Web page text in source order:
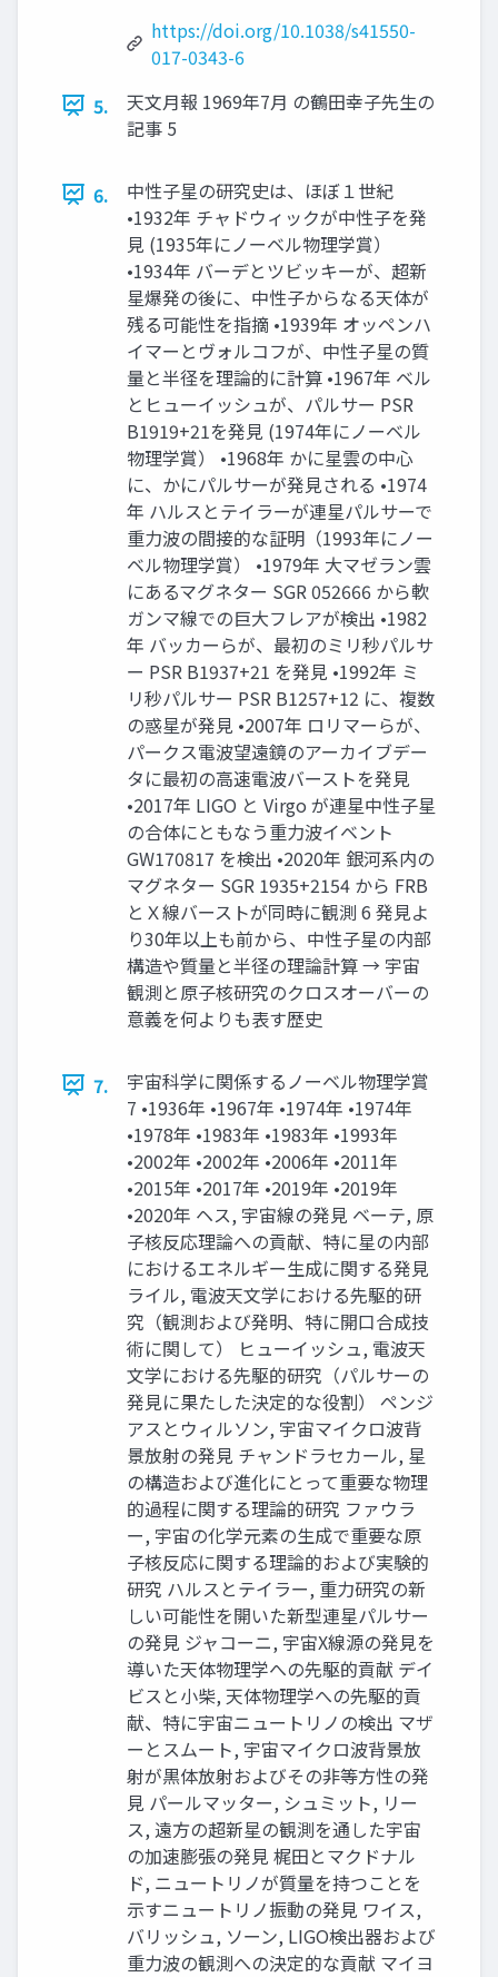
https://doi.org/10.1038/s41550-
017-0343-6
5.
天文月報 1969年7月 の鶴田幸子先生の
記事 5
6.
中性子星の研究史は、ほぼ１世紀
•1932年 チャドウィックが中性子を発
見 (1935年にノーベル物理学賞）
•1934年 バーデとツビッキーが、超新
星爆発の後に、中性子からなる天体が
残る可能性を指摘 •1939年 オッペンハ
イマーとヴォルコフが、中性子星の質
量と半径を理論的に計算 •1967年 ベル
とヒューイッシュが、パルサー PSR
B1919+21を発見 (1974年にノーベル
物理学賞） •1968年 かに星雲の中心
に、かにパルサーが発見される •1974
年 ハルスとテイラーが連星パルサーで
重力波の間接的な証明（1993年にノー
ベル物理学賞） •1979年 大マゼラン雲
にあるマグネター SGR 0526­66 から軟
ガンマ線での巨大フレアが検出 •1982
年 バッカーらが、最初のミリ秒パルサ
ー PSR B1937+21 を発見 •1992年 ミ
リ秒パルサー PSR B1257+12 に、複数
の惑星が発見 •2007年 ロリマーらが、
パークス電波望遠鏡のアーカイブデー
タに最初の高速電波バーストを発見
•2017年 LIGO と Virgo が連星中性子星
の合体にともなう重力波イベント
GW170817 を検出 •2020年 銀河系内の
マグネター SGR 1935+2154 から FRB
とＸ線バーストが同時に観測 6 発見よ
り30年以上も前から、中性子星の内部
構造や質量と半径の理論計算 → 宇宙
観測と原子核研究のクロスオーバーの
意義を何よりも表す歴史
7.
宇宙科学に関係するノーベル物理学賞
7 •1936年 •1967年 •1974年 •1974年
•1978年 •1983年 •1983年 •1993年
•2002年 •2002年 •2006年 •2011年
•2015年 •2017年 •2019年 •2019年
•2020年 ヘス, 宇宙線の発見 ベーテ, 原
子核反応理論への貢献、特に星の内部
におけるエネルギー生成に関する発見
ライル, 電波天文学における先駆的研
究（観測および発明、特に開口合成技
術に関して） ヒューイッシュ, 電波天
文学における先駆的研究（パルサーの
発見に果たした決定的な役割） ペンジ
アスとウィルソン, 宇宙マイクロ波背
景放射の発見 チャンドラセカール, 星
の構造および進化にとって重要な物理
的過程に関する理論的研究 ファウラ
ー, 宇宙の化学元素の生成で重要な原
子核反応に関する理論的および実験的
研究 ハルスとテイラー, 重力研究の新
しい可能性を開いた新型連星パルサー
の発見 ジャコーニ, 宇宙X線源の発見を
導いた天体物理学への先駆的貢献 デイ
ビスと小柴, 天体物理学への先駆的貢
献、特に宇宙ニュートリノの検出 マザ
ーとスムート, 宇宙マイクロ波背景放
射が黒体放射およびその非等方性の発
見 パールマッター, シュミット, リー
ス, 遠方の超新星の観測を通した宇宙
の加速膨張の発見 梶田とマクドナル
ド, ニュートリノが質量を持つことを
示すニュートリノ振動の発見 ワイス,
バリッシュ, ソーン, LIGO検出器および
重力波の観測への決定的な貢献 マイヨ